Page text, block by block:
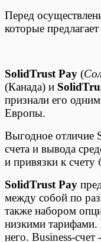
Перед
которые
SolidTrust Pay (
(Канада) и
признали его
Европы.
Выгодное отличие
счета и вывода
и привязки к счету
SolidTrust Pay
между собой по
также набором
низкими тарифами.
него. Business-